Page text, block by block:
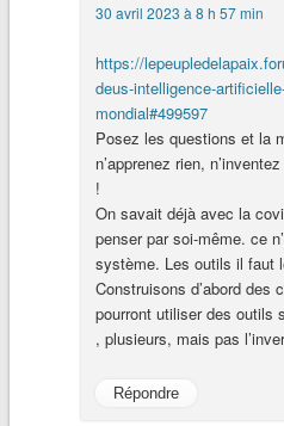
30 avril 2023 à 8 h 57 min
https://
deus-intelligence-
mondial#499597
Posez les questions et la
n’apprenez rien,
!
On savait déjà avec la
penser par soi-même. ce
système. Les outils il faut
Construisons d’abord des
pourront utiliser des outils
, plusieurs, mais pas
Répondre